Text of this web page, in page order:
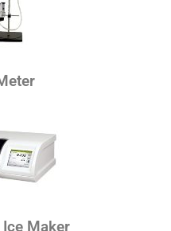
Maker